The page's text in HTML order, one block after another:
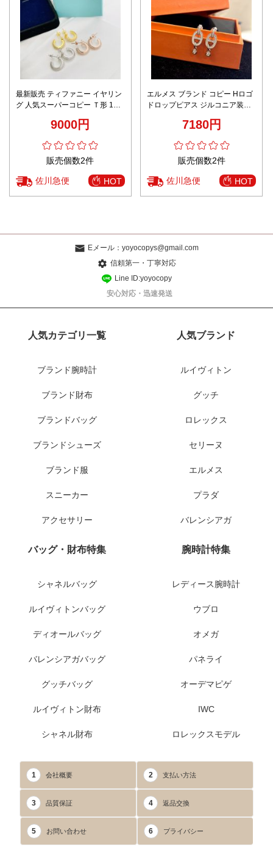
最新販売 ティファニー イヤリン
グ 人気スーパーコピー Ｔ形 18K
9000円
販売個数2件
佐川急便 HOT
エルメス ブランド コピー Hロゴ
ドロップピアス ジルコニア装飾
7180円
販売個数2件
佐川急便 HOT
Eメール： yoyocopys@gmail.com
信頼第一・丁寧対応
Line ID:yoyocopy
安心対応・迅速発送
人気カテゴリ一覧
ブランド腕時計
ブランド財布
ブランドバッグ
ブランドシューズ
ブランド服
スニーカー
アクセサリー
人気ブランド
ルイヴィトン
グッチ
ロレックス
セリーヌ
エルメス
プラダ
バレンシアガ
バッグ・財布特集
シャネルバッグ
ルイヴィトンバッグ
ディオールバッグ
バレンシアガバッグ
グッチバッグ
ルイヴィトン財布
シャネル財布
腕時計特集
レディース腕時計
ウブロ
オメガ
パネライ
オーデマピゲ
IWC
ロレックスモデル
1 会社概要 2 支払い方法
3 品質保証 4 返品交換
5 お問い合わせ 6 プライバシー